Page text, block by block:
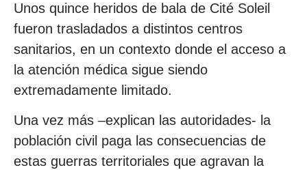
Unos quince heridos de bala de Cité Soleil
fueron trasladados a distintos centros
sanitarios, en un contexto donde el acceso a
la atención médica sigue siendo
extremadamente limitado.
Una vez más –explican las autoridades- la
población civil paga las consecuencias de
estas guerras territoriales que agravan la